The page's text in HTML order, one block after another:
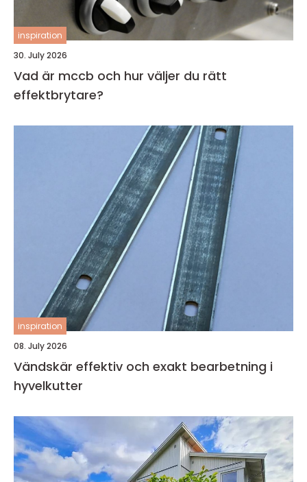
inspiration
30. July 2026
Vad är mccb och hur väljer du rätt
effektbrytare?
inspiration
08. July 2026
Vändskär effektiv och exakt bearbetning i
hyvelkutter